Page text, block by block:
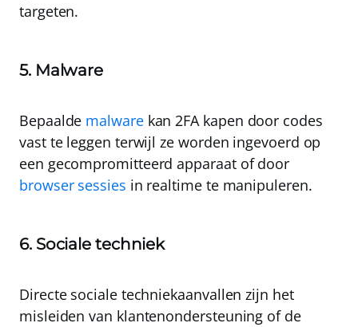
targeten.
5. Malware
Bepaalde malwarekan 2FA kapen door codes
vast te leggen terwijl ze worden ingevoerd op
een gecompromitteerd apparaat of door
browser sessies in realtime te manipuleren.
6. Sociale techniek
Directe sociale techniekaanvallen zijn het
misleiden van klantenondersteuning of de